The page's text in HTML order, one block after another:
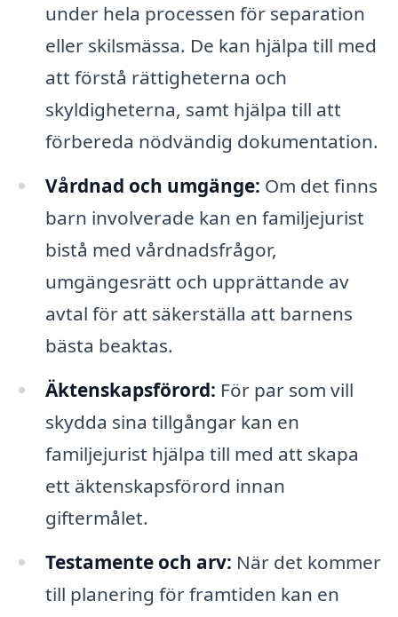
under hela processen för separation
eller skilsmässa. De kan hjälpa till med
att förstå rättigheterna och
skyldigheterna, samt hjälpa till att
förbereda nödvändig dokumentation.
Vårdnad och umgänge: Om det finns
barn involverade kan en familjejurist
bistå med vårdnadsfrågor,
umgängesrätt och upprättande av
avtal för att säkerställa att barnens
bästa beaktas.
Äktenskapsförord: För par som vill
skydda sina tillgångar kan en
familjejurist hjälpa till med att skapa
ett äktenskapsförord innan
giftermålet.
Testamente och arv: När det kommer
till planering för framtiden kan en